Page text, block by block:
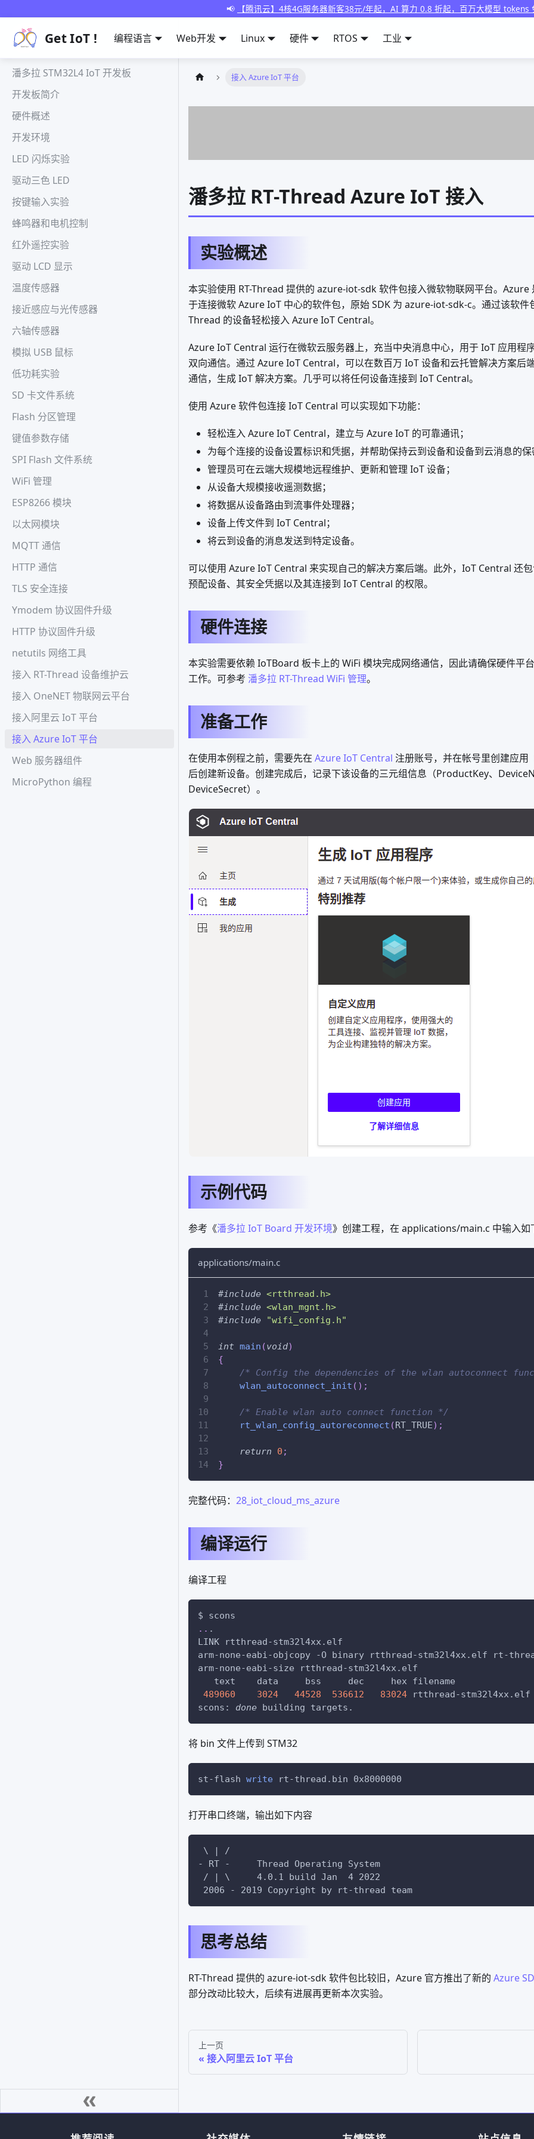
📢 【腾讯云】4核4G服务器新客38元/年起，AI 算力 0.8 折起，百万大模型 tokens
Get IoT ! 编程语言 Web开发 Linux 硬件 RTOS 工业
潘多拉 STM32L4 IoT 开发板
开发板简介
硬件概述
开发环境
LED 闪烁实验
驱动三色 LED
按键输入实验
蜂鸣器和电机控制
红外遥控实验
驱动 LCD 显示
温度传感器
接近感应与光传感器
六轴传感器
模拟 USB 鼠标
低功耗实验
SD 卡文件系统
Flash 分区管理
键值参数存储
SPI Flash 文件系统
WiFi 管理
ESP8266 模块
以太网模块
MQTT 通信
HTTP 通信
TLS 安全连接
Ymodem 协议固件升级
HTTP 协议固件升级
netutils 网络工具
接入 RT-Thread 设备维护云
接入 OneNET 物联网云平台
接入阿里云 IoT 平台
接入 Azure IoT 平台
Web 服务器组件
MicroPython 编程
接入 Azure IoT 平台
潘多拉 RT-Thread Azure IoT 接入
实验概述
本实验使用 RT-Thread 提供的 azure-iot-sdk 软件包接入微软物联网平台。Azure
于连接微软 Azure IoT 中心的软件包，原始 SDK 为 azure-iot-sdk-c。通过该软件
Thread 的设备轻松接入 Azure IoT Central。
Azure IoT Central 运行在微软云服务器上，充当中央消息中心，用于 IoT 应用程
双向通信。通过 Azure IoT Central，可以在数百万 IoT 设备和云托管解决方案后
通信，生成 IoT 解决方案。几乎可以将任何设备连接到 IoT Central。
使用 Azure 软件包连接 IoT Central 可以实现如下功能：
轻松连入 Azure IoT Central，建立与 Azure IoT 的可靠通讯；
为每个连接的设备设置标识和凭据，并帮助保持云到设备和设备到云消息的保
管理员可在云端大规模地远程维护、更新和管理 IoT 设备；
从设备大规模接收遥测数据；
将数据从设备路由到流事件处理器；
设备上传文件到 IoT Central；
将云到设备的消息发送到特定设备。
可以使用 Azure IoT Central 来实现自己的解决方案后端。此外，IoT Central 还
预配设备、其安全凭据以及其连接到 IoT Central 的权限。
硬件连接
本实验需要依赖 IoTBoard 板卡上的 WiFi 模块完成网络通信，因此请确保硬件平
工作。可参考 潘多拉 RT-Thread WiFi 管理。
准备工作
在使用本例程之前，需要先在 Azure IoT Central 注册账号，并在帐号里创建应用
后创建新设备。创建完成后，记录下该设备的三元组信息（ProductKey、
DeviceSecret）。
示例代码
参考《潘多拉 IoT Board 开发环境》创建工程，在 applications/main.c 中输入如
applications/main.c
#include <rtthread.h>
#include <wlan_mgnt.h>
#include "wifi_config.h"
int main (void)
{
/* Config the dependencies of the wlan autoconnect
wlan_autoconnect_init ( ) ;
/* Enable wlan auto connect function */
rt_wlan_config_autoreconnect (RT_TRUE) ;
return 0 ;
}
完整代码： 28_iot_cloud_ms_azure
编译运行
编译工程
$ scons
.. .
LINK rtthread-stm32l4xx.elf
arm-none-eabi-objcopy
-O binary rtthread-stm32l4xx.elf rt-
arm-none-eabi-size rtthread-stm32l4xx.elf
   text	   data	    bss	    dec	    hex	filename
489060
3024 44528 536612 83024
	rtthread-stm32l4xx.elf
scons: done building targets.
将 bin 文件上传到 STM32
st-flash write rt-thread.bin 0x8000000
打开串口终端，输出如下内容
\ | /
- RT -     Thread Operating System
/ | \     4.0.1 build Jan  4 2022
2006 - 2019 Copyright by rt-thread team
思考总结
RT-Thread 提供的 azure-iot-sdk 软件包比较旧，Azure 官方推出了新的 Azure
部分改动比较大，后续有进展再更新本次实验。
上一页
接入阿里云 IoT 平台